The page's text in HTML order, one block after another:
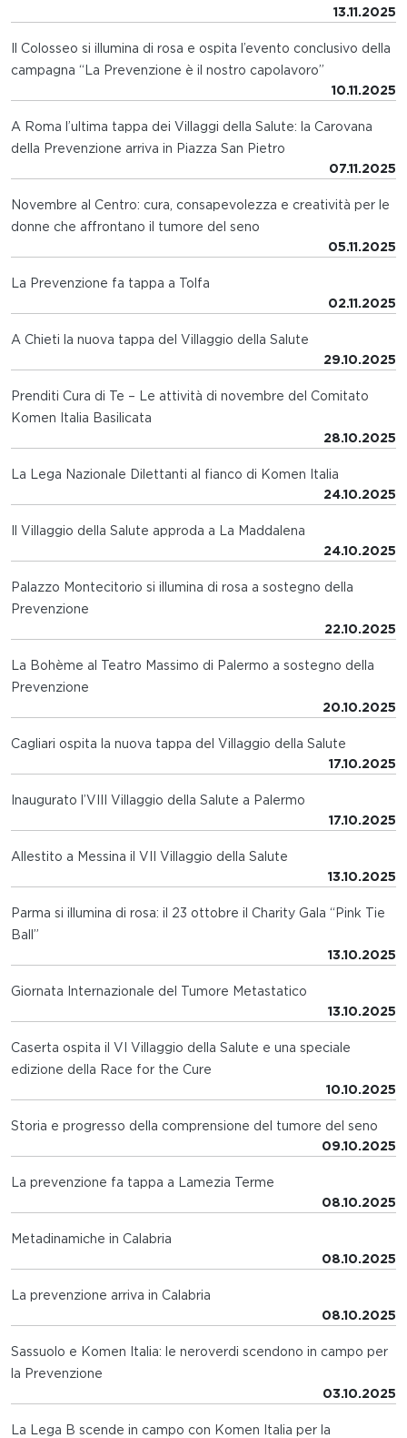
13.11.2025
Il Colosseo si illumina di rosa e ospita l’evento conclusivo della
campagna “La Prevenzione è il nostro capolavoro”
10.11.2025
A Roma l’ultima tappa dei Villaggi della Salute: la Carovana
della Prevenzione arriva in Piazza San Pietro
07.11.2025
Novembre al Centro: cura, consapevolezza e creatività per le
donne che affrontano il tumore del seno
05.11.2025
La Prevenzione fa tappa a Tolfa
02.11.2025
A Chieti la nuova tappa del Villaggio della Salute
29.10.2025
Prenditi Cura di Te – Le attività di novembre del Comitato
Komen Italia Basilicata
28.10.2025
La Lega Nazionale Dilettanti al fianco di Komen Italia
24.10.2025
Il Villaggio della Salute approda a La Maddalena
24.10.2025
Palazzo Montecitorio si illumina di rosa a sostegno della
Prevenzione
22.10.2025
La Bohème al Teatro Massimo di Palermo a sostegno della
Prevenzione
20.10.2025
Cagliari ospita la nuova tappa del Villaggio della Salute
17.10.2025
Inaugurato l’VIII Villaggio della Salute a Palermo
17.10.2025
Allestito a Messina il VII Villaggio della Salute
13.10.2025
Parma si illumina di rosa: il 23 ottobre il Charity Gala “Pink Tie
Ball”
13.10.2025
Giornata Internazionale del Tumore Metastatico
13.10.2025
Caserta ospita il VI Villaggio della Salute e una speciale
edizione della Race for the Cure
10.10.2025
Storia e progresso della comprensione del tumore del seno
09.10.2025
La prevenzione fa tappa a Lamezia Terme
08.10.2025
Metadinamiche in Calabria
08.10.2025
La prevenzione arriva in Calabria
08.10.2025
Sassuolo e Komen Italia: le neroverdi scendono in campo per
la Prevenzione
03.10.2025
La Lega B scende in campo con Komen Italia per la